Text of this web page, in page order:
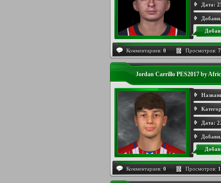
Дата:
Комментариев: 0 Просмотров:
Jordan Carrillo PES2017 by
Дата:
Комментариев: 0 Просмотров: